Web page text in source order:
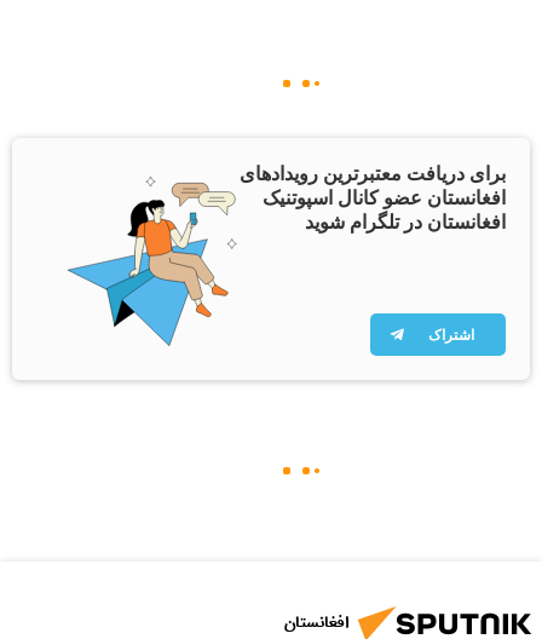
برای دریافت معتبرترین رویدادهای
افغانستان عضو کانال اسپوتنیک
افغانستان در تلگرام شوید
اشتراک
افغانستان